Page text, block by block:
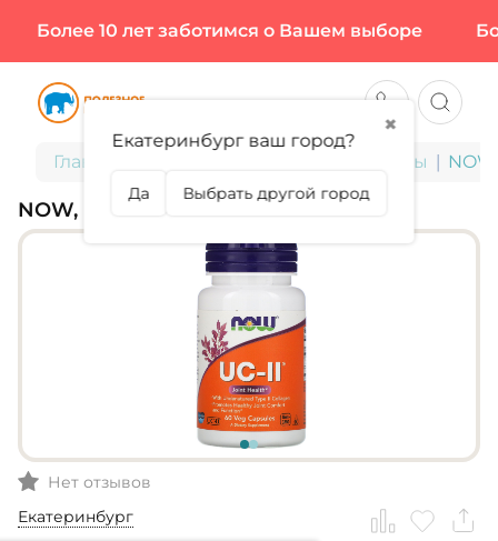
Более 10 лет заботимся о Вашем выборе
Главная БАДы для здоровья и красоты
NOW, UC-2, 60 КАПС (60 ПОРЦИЙ)
Нет отзывов
Екатеринбург
✖
Екатеринбург ваш город?
Да Выбрать другой город